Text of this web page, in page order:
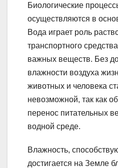
Биологические
осуществляются в
Вода играет роль
транспортного
важных веществ. Без
влажности воздуха
животных и человека
невозможной, так как
перенос питательных
водной среде.
Влажность,
достигается на Земле